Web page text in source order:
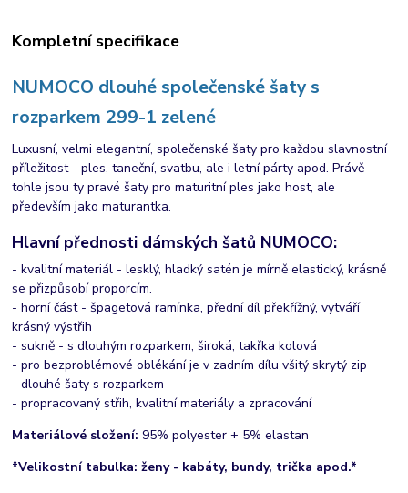
Kompletní specifikace
NUMOCO dlouhé společenské šaty s
rozparkem 299-1 zelené
Luxusní, velmi elegantní, společenské šaty pro každou slavnostní
příležitost - ples, taneční, svatbu, ale i letní párty apod. Právě
tohle jsou ty pravé šaty pro maturitní ples jako host, ale
především jako maturantka.
Hlavní přednosti dámských šatů NUMOCO:
- kvalitní materiál - lesklý, hladký satén je mírně elastický, krásně
se přizpůsobí proporcím.
- horní část - špagetová ramínka, přední díl překřížný, vytváří
krásný výstřih
- sukně - s dlouhým rozparkem, široká, takřka kolová
- pro bezproblémové oblékání je v zadním dílu všitý skrytý zip
- dlouhé šaty s rozparkem
- propracovaný střih, kvalitní materiály a zpracování
Materiálové složení: 95% polyester + 5% elastan
*Velikostní tabulka: ženy - kabáty, bundy, trička apod.*